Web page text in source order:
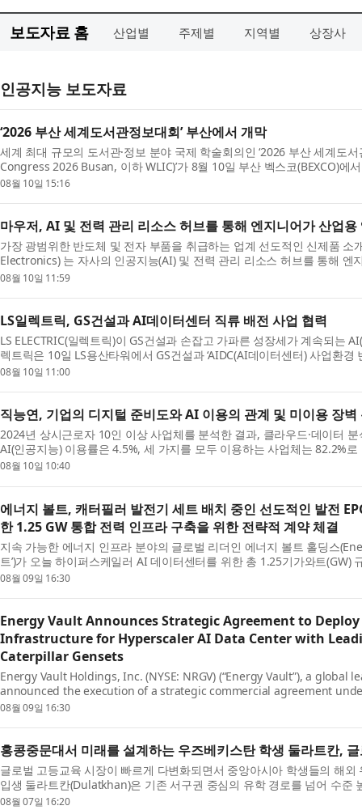
보도자료 홈 산업별 주제별 지역별 상장사
인공지능 보도자료
‘2026 부산 세계도서관정보대회’ 부산에서 개막
세계 최대 규모의 도서관·정보 분야 국제 학술회의인 ‘2026 부산 세계
Congress 2026 Busan, 이하 WLIC)’가 8월 10일 부산 벡스코(BEXCO)
의 도서관·정보 분야 전...
08월 10일 15:16
마우저, AI 및 전력 관리 리소스 허브를 통해 엔지니어가 산업
가장 광범위한 반도체 및 전자 부품을 취급하는 업계 선도적인 신제품
Electronics) 는 자사의 인공지능(AI) 및 전력 관리 리소스 허브를 통해 엔
양산 수준의...
08월 10일 11:59
LS일렉트릭, GS건설과 AI데이터센터 직류 배전 사업 협력
LS ELECTRIC(일렉트릭)이 GS건설과 손잡고 가파른 성장세가 계속되는
렉트릭은 10일 LS용산타워에서 GS건설과 ‘AIDC(AI데이터센터) 사업환
했다고 밝혔다...
08월 10일 11:00
직능연, 기업의 디지털 준비도와 AI 이용의 관계 및 미이용 장벽
2024년 상시근로자 10인 이상 사업체를 분석한 결과, 클라우드·데이터
AI(인공지능) 이용률은 4.5%, 세 가지를 모두 이용하는 사업체는 82.2%
디지털 ...
08월 10일 10:40
에너지 볼트, 캐터필러 발전기 세트 배치 중인 선도적인 발전
한 1.25 GW 통합 전력 인프라 구축을 위한 전략적 계약 체결
지속 가능한 에너지 인프라 분야의 글로벌 리더인 에너지 볼트 홀딩스
트’)가 오늘 하이퍼스케일러 AI 데이터센터를 위한 총 1.25기가와트
터리 에너...
08월 09일 16:30
Energy Vault Announces Strategic Agreement to
Infrastructure for Hyperscaler AI Data Center with
Caterpillar Gensets
Energy Vault Holdings, Inc. (NYSE: NRGV) (“Energy Vault”), a
announced the execution of a strategic commercial agreement
storage systems ...
08월 09일 16:30
홍콩중문대서 미래를 설계하는 우즈베키스탄 학생 둘라트칸,
글로벌 고등교육 시장이 빠르게 다변화되면서 중앙아시아 학생들의 해
입생 둘라트칸(Dulatkhan)은 기존 서구권 중심의 유학 경로를 넘어 수준
Chinese Univ...
08월 07일 16:20